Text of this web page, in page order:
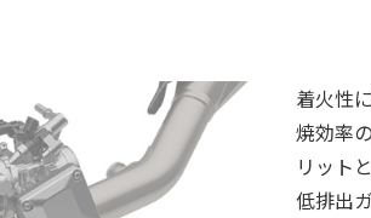
着火性
焼効率
リット
低排出